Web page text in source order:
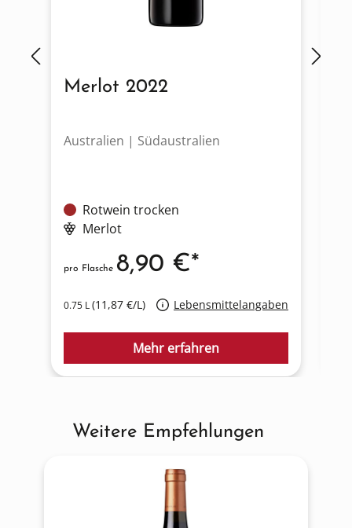
Merlot 2022
Australien | Südaustralien
Rotwein trocken
Merlot
0.75 L(11,87 €/L) Lebensmittelangaben
pro Flasche 8,90 €*
Mehr erfahren
Produktgalerie überspringen
Weitere Empfehlungen